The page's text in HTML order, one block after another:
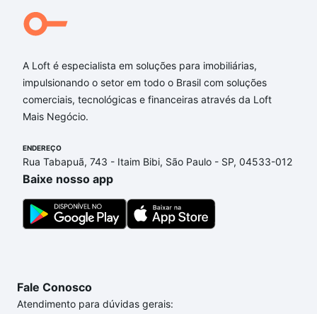
de Mesquita Filho, Sorocaba, SP ideal para você na
Loft.
em Conjunto Habitacional Júlio de Mesquita Filho,
Sorocaba, SP?
Aqui na Loft temos a oferta ideal para você, com
Habitacional Júlio de Mesquita Filho, Sorocaba, SP
que custam a partir de R$ 0 e com nossas opções
de financiamento imobiliário as parcelas podem se
adequar ao seu orçamento. Se ainda tem alguma
dúvida dos custos envolvidos no processo de
conforto. Loft, com você até as chaves.
A Loft é especialista em soluções para imobiliárias,
impulsionando o setor em todo o Brasil com soluções
comerciais, tecnológicas e financeiras através da Loft
Mais Negócio.
ENDEREÇO
Rua Tabapuã, 743 - Itaim Bibi, São Paulo - SP, 04533-012
Baixe nosso app
Fale Conosco
Atendimento para dúvidas gerais: